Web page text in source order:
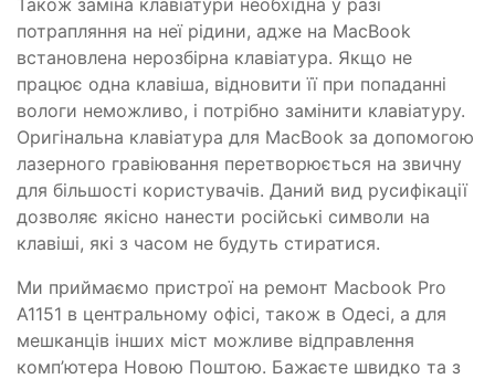
потрапляння на неї рідини, адже на MacBook
встановлена ​​нерозбірна клавіатура. Якщо не
працює одна клавіша, відновити її при попаданні
вологи неможливо, і потрібно замінити клавіатуру.
Оригінальна клавіатура для MacBook за допомогою
лазерного гравіювання перетворюється на звичну
для більшості користувачів. Даний вид русифікації
дозволяє якісно нанести російські символи на
клавіші, які з часом не будуть стиратися.
Ми приймаємо пристрої на ремонт Macbook Pro
A1151 в центральному офісі, також в Одесі, а для
мешканців інших міст можливе відправлення
комп’ютера Новою Поштою. Бажаєте швидко та з